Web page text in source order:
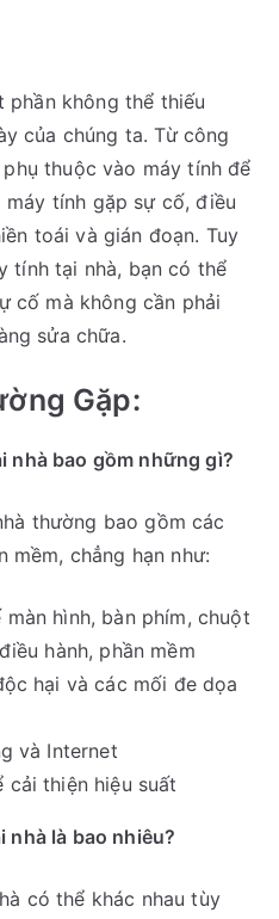
không thể thiếu
của chúng ta. Từ công
thuộc vào máy tính để
máy tính gặp sự cố, điều
toái và gián đoạn. Tuy
tính tại nhà, bạn có thể
cố mà không cần phải
sửa chữa.
Gặp:
nhà bao gồm những gì?
thường bao gồm các
mềm, chẳng hạn như:
hình, bàn phím, chuột
hành, phần mềm
hại và các mối đe dọa
và Internet
cải thiện hiệu suất
nhà là bao nhiêu?
có thể khác nhau tùy